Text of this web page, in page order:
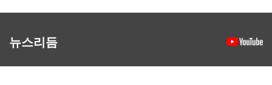
뉴스리듬